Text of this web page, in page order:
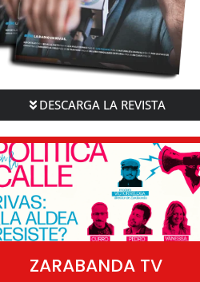
DESCARGA LA REVISTA
ZARABANDA TV